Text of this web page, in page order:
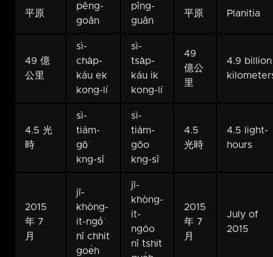
平原
pêng-
goân
pîng-
guân
平原 Planitia
49 億
公里
sì-
cha̍p-
káu ek
kong-lí
sì-
tsa̍p-
káu ik
kong-lí
49
億公
里
4.9 billion
4.5 光
時
sì-
tiám-
gō͘
kng-sî
sì-
tiám-
gōo
kng-sî
4.5
光時
4.5 light-
hours
2015
年 7
月
jī-
khòng-
it-ngó͘
nî chhit
goe̍h
jī-
khòng-
it-
ngóo
nî tshit
2015
年 7
月
July of
2015